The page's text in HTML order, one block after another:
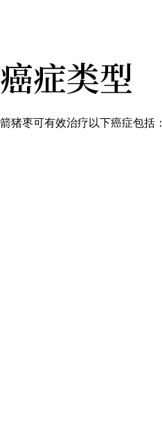
癌症类型
箭猪枣可有效治疗以下癌症包括：